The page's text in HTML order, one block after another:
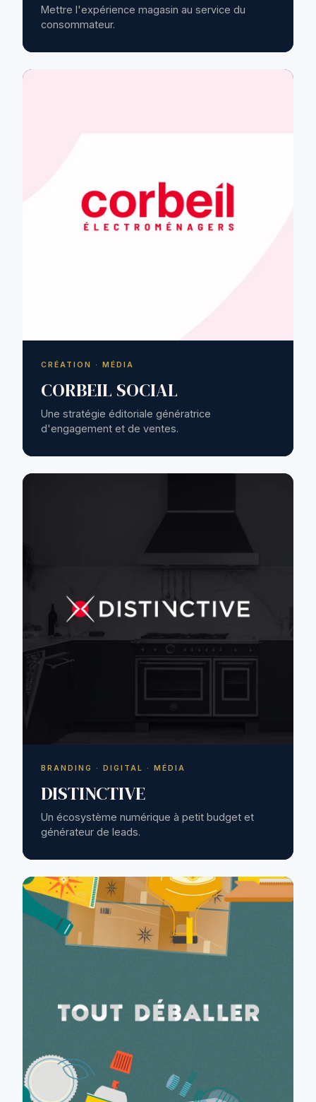
Mettre l'expérience magasin au service du
consommateur.
CRÉATION · MÉDIA
CORBEIL SOCIAL
Une stratégie éditoriale génératrice
d'engagement et de ventes.
BRANDING · DIGITAL · MÉDIA
DISTINCTIVE
Un écosystème numérique à petit budget et
générateur de leads.